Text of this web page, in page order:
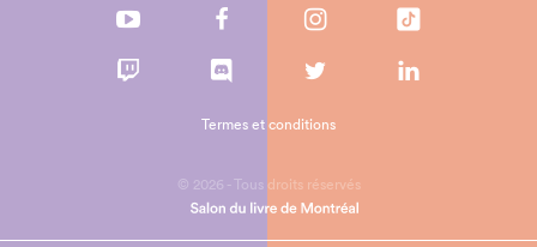
© 2026 - Tous droits réservés
Termes et conditions